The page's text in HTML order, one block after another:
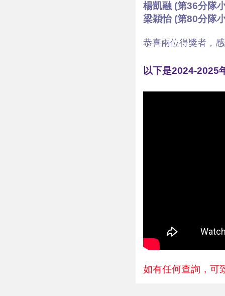
楊凱融 (第36分隊
梁穎怡 (第80分隊
恭喜兩位得獎者，
以下是2024-2025
如有任何查詢，可